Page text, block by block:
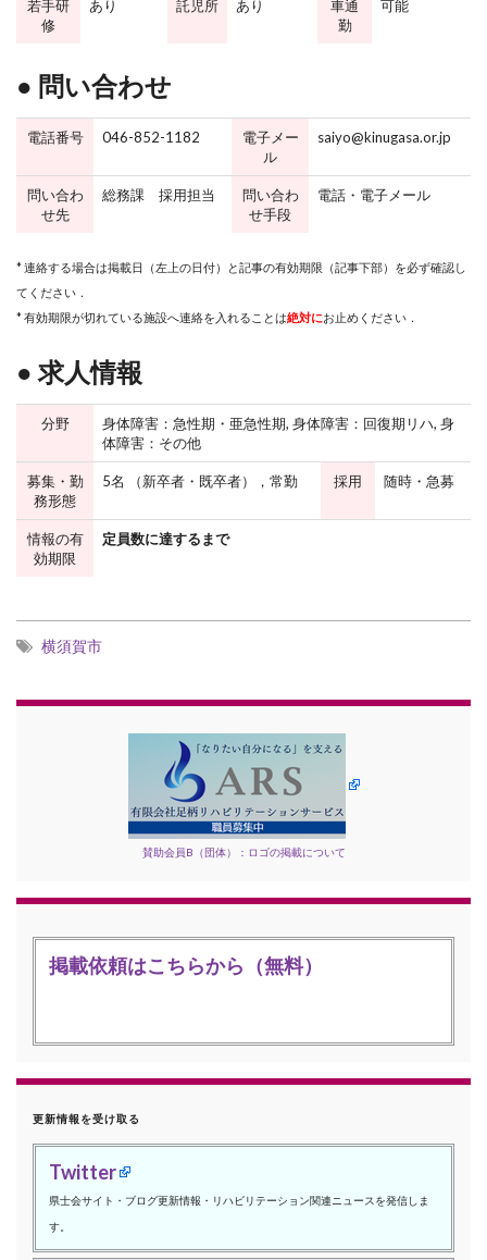
若手研
修
あり 託児所 あり
車通
勤
可能
● 問い合わせ
電話番号 046-852-1182
電子メー
ル
saiyo@kinugasa.or.jp
問い合わ
せ先
総務課 採用担当
問い合わ
せ手段
電話・電子メール
* 連絡する場合は掲載日（左上の日付）と記事の有効期限（記事下部）を必ず確認し
てください．
* 有効期限が切れている施設へ連絡を入れることは絶対にお止めください．
● 求人情報
分野
身体障害：急性期・亜急性期, 身体障害：回復期リハ, 身
体障害：その他
募集・勤
務形態
5名 （新卒者・既卒者），常勤 採用 随時・急募
情報の有
効期限
定員数に達するまで
横須賀市
賛助会員B（団体）：ロゴの掲載について
掲載依頼はこちらから（無料）
更新情報を受け取る
Twitter
県士会サイト・ブログ更新情報・リハビリテーション関連ニュースを発信しま
す。